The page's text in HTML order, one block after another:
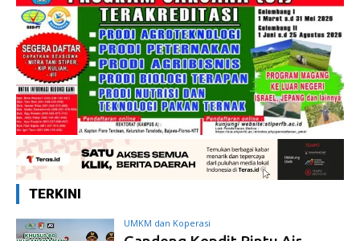
TERKINI
UMKM dan Koperasi